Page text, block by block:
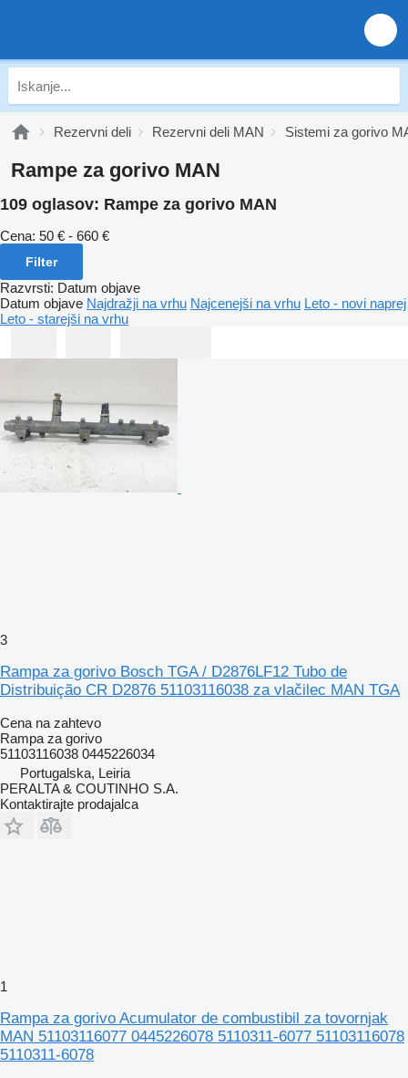
Rezervni deli Rezervni deli MAN Sistemi za gorivo
Rampe za gorivo MAN
109 oglasov: Rampe za gorivo MAN
Cena: 50 € - 660 €
Filter
Razvrsti: Datum objave
Datum objave Najdražji na vrhu Najcenejši na vrhu Leto - novi naprej
Leto - starejši na vrhu
3
Rampa za gorivo Bosch TGA / D2876LF12 Tubo de
Distribuição CR D2876 51103116038 za vlačilec MAN TGA
Cena na zahtevo
Rampa za gorivo
51103116038 0445226034
Portugalska, Leiria
PERALTA & COUTINHO S.A.
Kontaktirajte prodajalca
1
Rampa za gorivo Acumulator de combustibil za tovornjak
MAN 51103116077 0445226078 5110311-6077 51103116078
5110311-6078